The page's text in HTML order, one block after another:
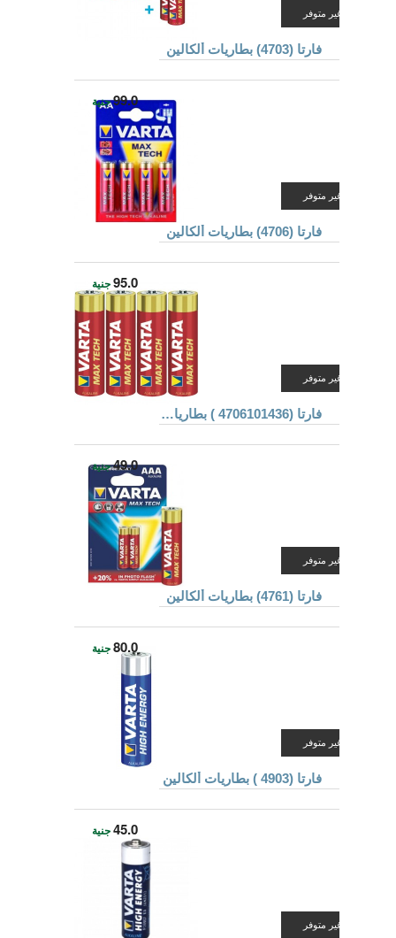
غير متوفر
فارتا (4703) بطاريات ألكالين
غير متوفر
99.0جنية
فارتا (4706) بطاريات ألكالين
غير متوفر
95.0جنية
فارتا (4706101436 ) بطاريات ألكالين
غير متوفر
49.0جنية
فارتا (4761) بطاريات ألكالين
غير متوفر
80.0جنية
فارتا (4903 ) بطاريات ألكالين
غير متوفر
45.0جنية